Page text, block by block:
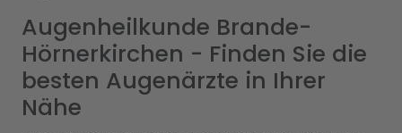
Augenheilkunde Brande-
Hörnerkirchen - Finden Sie die
besten Augenärzte in Ihrer
Nähe